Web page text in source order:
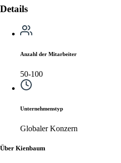
Details
Anzahl der Mitarbeiter
50-100
Unternehmenstyp
Globaler Konzern
Über Kienbaum